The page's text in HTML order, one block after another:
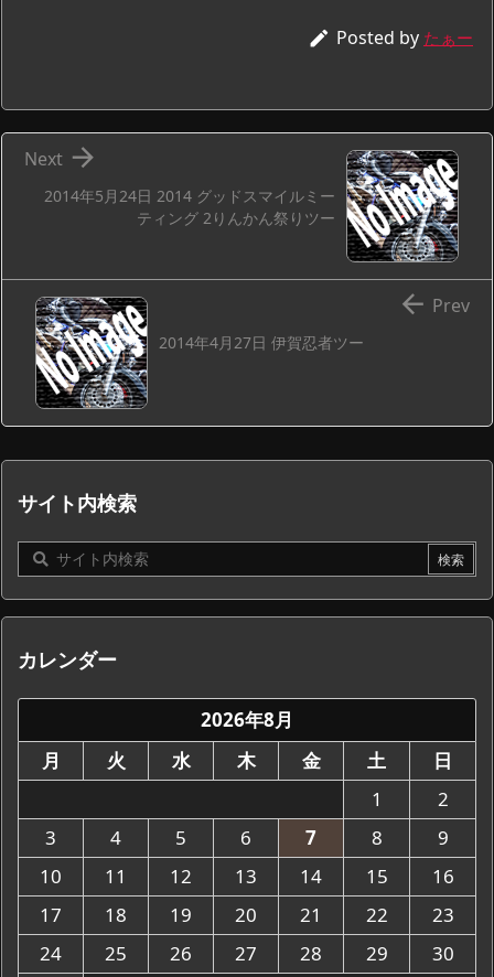
 Posted by たぁー
2014年5月24日 2014 グッドスマイルミー
ティング 2りんかん祭りツー

Next
2014年4月27日 伊賀忍者ツー
 Prev
サイト内検索
カレンダー
2026年8月
月
火 水 木 金 土
日
1
2
3
4 5 6 7 8
9
10
11 12 13 14 15
16
17
18 19 20 21 22
23
24
25 26 27 28 29
30